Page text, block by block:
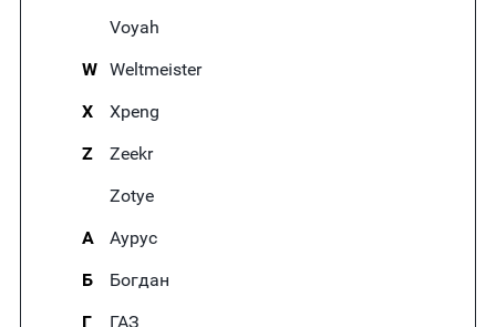
Voyah
W Weltmeister
X
Xpeng
Z
Zeekr
Zotye
А
Аурус
Б
Богдан
Г
ГАЗ